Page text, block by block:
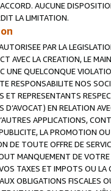
AUCUNE
LA LIMITATION.
PAR LA
AVEC LA CREATION, LE
UNE QUELCONQUE
RESPONSABILITE NOS
ET REPRESENTANTS
D’AVOCAT) EN RELATION
APPLICATIONS,
LA PROMOTION
DE TOUTE OFFRE DE
MANQUEMENT DE
TAXES ET IMPOTS OU
OBLIGATIONS FISCALES